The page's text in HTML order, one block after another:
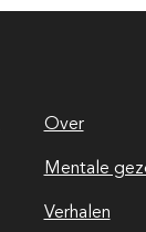
Over
Mentale
Verhalen